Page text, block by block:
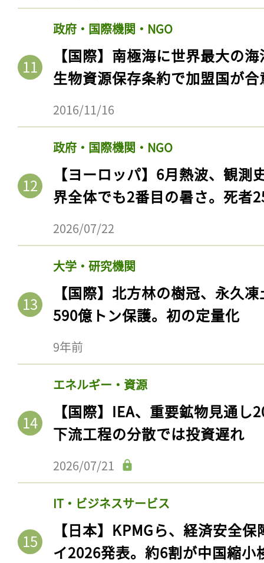
政府・国際機関・NGO
【国際】南極海に世界最大の
生物資源保存条約で加盟国が合
2016/11/16
政府・国際機関・NGO
【ヨーロッパ】6月熱波、観
界全体でも2番目の暑さ。死者
2026/07/22
大学・研究機関
【国際】北方林の樹冠、永久
590億トン保護。初の定量化
9年前
エネルギー・資源
【国際】IEA、重要鉱物見通
下流工程の分散では投資遅れ
2026/07/21
IT・ビジネスサービス
【日本】KPMGら、経済安全
イ2026発表。約6割が中国縮小